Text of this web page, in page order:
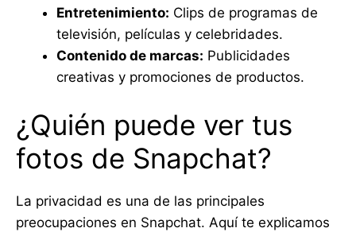
Entretenimiento: Clips de programas de
televisión, películas y celebridades.
Contenido de marcas: Publicidades
creativas y promociones de productos.
¿Quién puede ver tus
fotos de Snapchat?
La privacidad es una de las principales
preocupaciones en Snapchat. Aquí te explicamos